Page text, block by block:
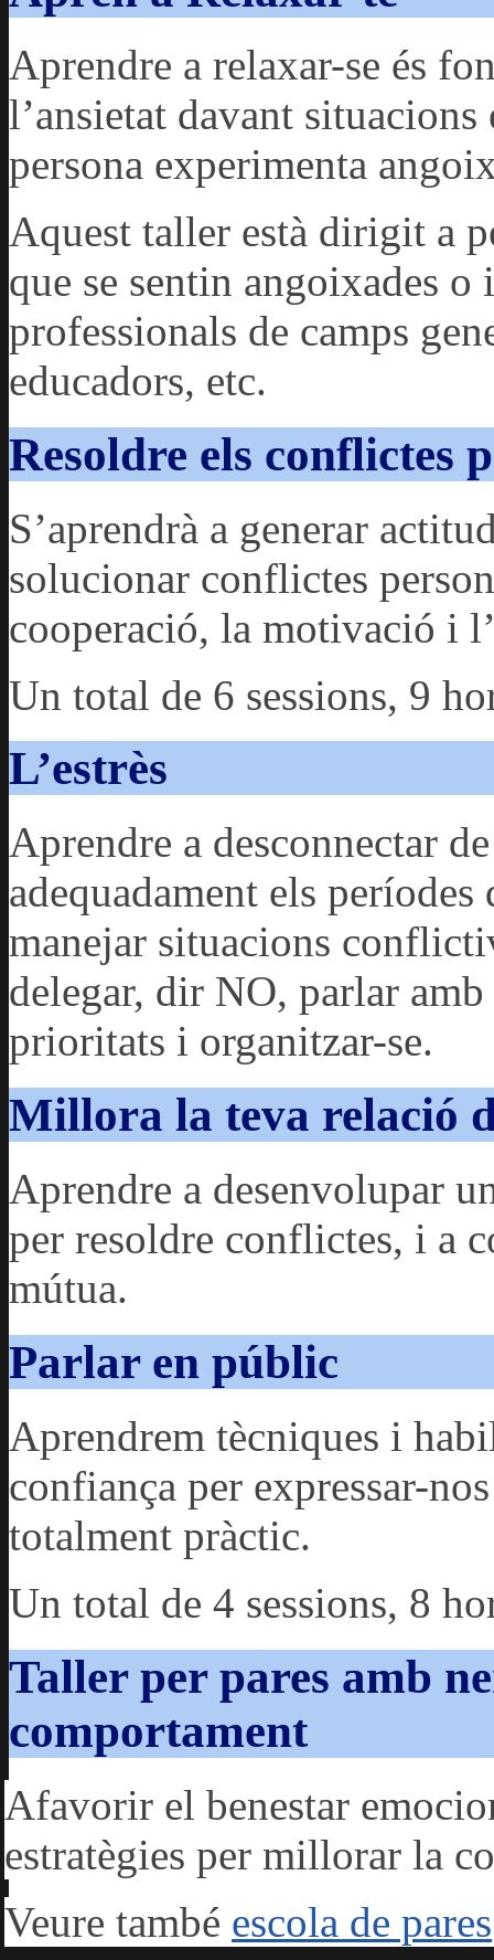
Aprendre a relaxar-se és
l’ansietat davant
persona experimenta
Aquest taller està dirigit a
que se sentin angoixades
professionals de camps
educadors, etc.
Resoldre els conflictes
S’aprendrà a generar
solucionar conflictes
cooperació, la motivació i
Un total de 6 sessions, 9
L’estrès
Aprendre a desconnectar
adequadament els
manejar situacions
delegar, dir NO, parlar
prioritats i organitzar-se.
Millora la teva relació
Aprendre a desenvolupar
per resoldre conflictes, i a
mútua.
Parlar en públic
Aprendrem tècniques i
confiança per expressar-
totalment pràctic.
Un total de 4 sessions, 8
Taller per pares amb
comportament
Afavorir el benestar
estratègies per millorar la
Veure també escola de pares